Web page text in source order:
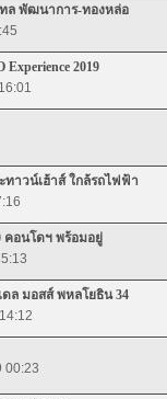
ทล พัฒนาการ-ทองหล่อ
2019
ทาวน์เฮ้าส์ ใกล้รถไฟฟ้า
คอนโดฯ พร้อมอยู่
ดล มอสส์ พหลโยธิน 34
00:23